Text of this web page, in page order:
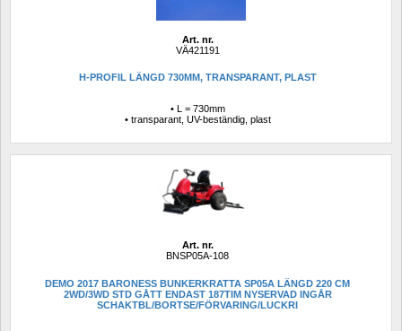
Art. nr.
VÄ421191
H-PROFIL LÄNGD 730MM, TRANSPARANT, PLAST
• L = 730mm
• transparant, UV-beständig, plast
Art. nr.
BNSP05A-108
DEMO 2017 BARONESS BUNKERKRATTA SP05A LÄNGD 220 CM
2WD/3WD STD GÅTT ENDAST 187TIM NYSERVAD INGÅR
SCHAKTBL/BORTSE/FÖRVARING/LUCKRI